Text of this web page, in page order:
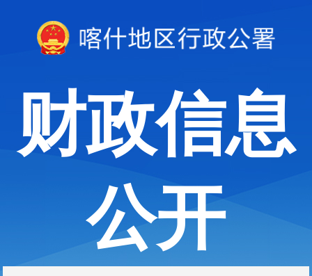
财政信息
公开